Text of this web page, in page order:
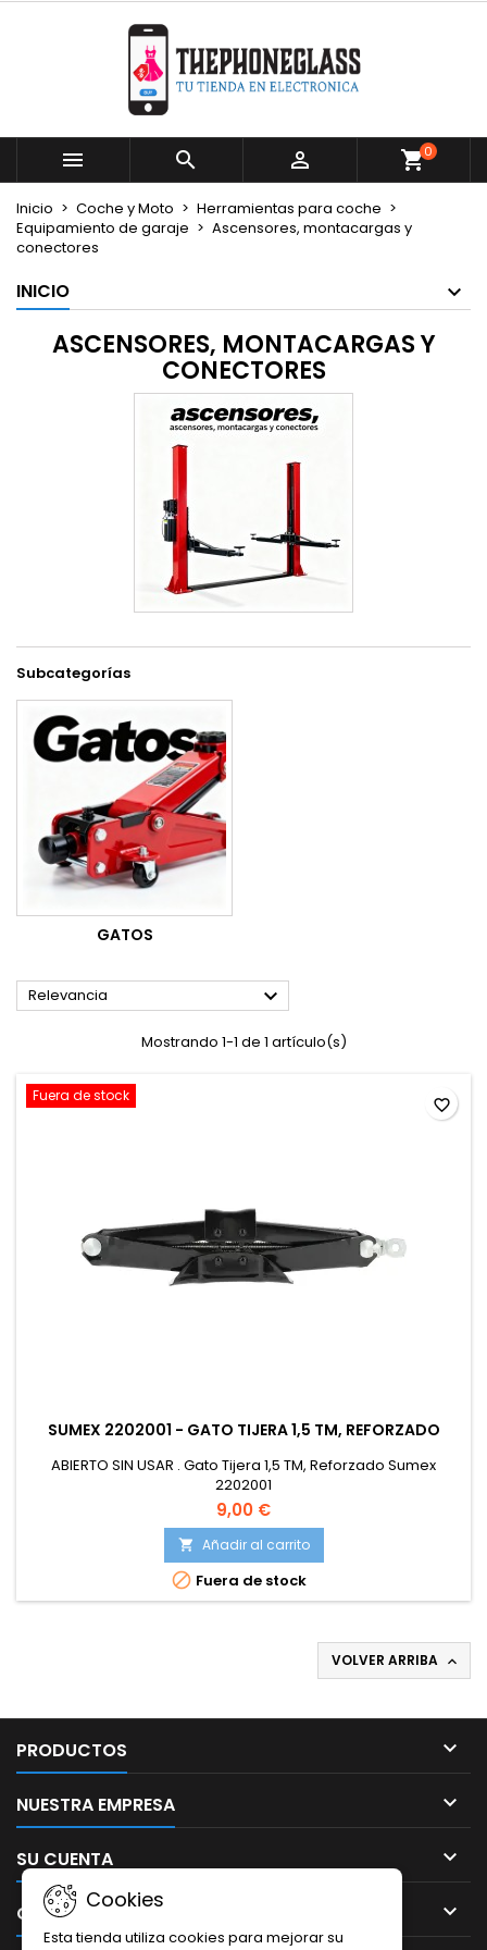
   0
Inicio Coche y Moto
Herramientas para coche
Equipamiento de garaje
Ascensores, montacargas y
conectores
INICIO
ASCENSORES, MONTACARGAS Y
CONECTORES
Subcategorías
GATOS
Relevancia 
Mostrando 1-1 de 1 artículo(s)
Fuera de stock
SUMEX 2202001 - GATO TIJERA 1,5 TM, REFORZADO
ABIERTO SIN USAR . Gato Tijera 1,5 TM, Reforzado Sumex
2202001
9,00 €
 Añadir al carrito
 Fuera de stock
favorite_border
VOLVER ARRIBA 
PRODUCTOS 
NUESTRA EMPRESA 
SU CUENTA 
CONTACTO 
Mi lista de deseos
Crear nueva lista
((modalTitle))
((confirmMessage))
((cancelText)) ((modalDeleteText))
Crear lista de deseos
Nombre de la lista de deseos
Cancelar Crear lista de deseos
Iniciar sesión
Debe iniciar sesión para guardar productos en su
lista de deseos.
Cancelar Iniciar sesión
Cookies
Esta tienda utiliza cookies para mejorar su